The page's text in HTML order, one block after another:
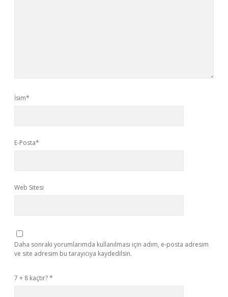
İsim*
E-Posta*
Web Sitesi
Daha sonraki yorumlarımda kullanılması için adım, e-posta adresim
ve site adresim bu tarayıcıya kaydedilsin.
7 + 8 kaçtır?*